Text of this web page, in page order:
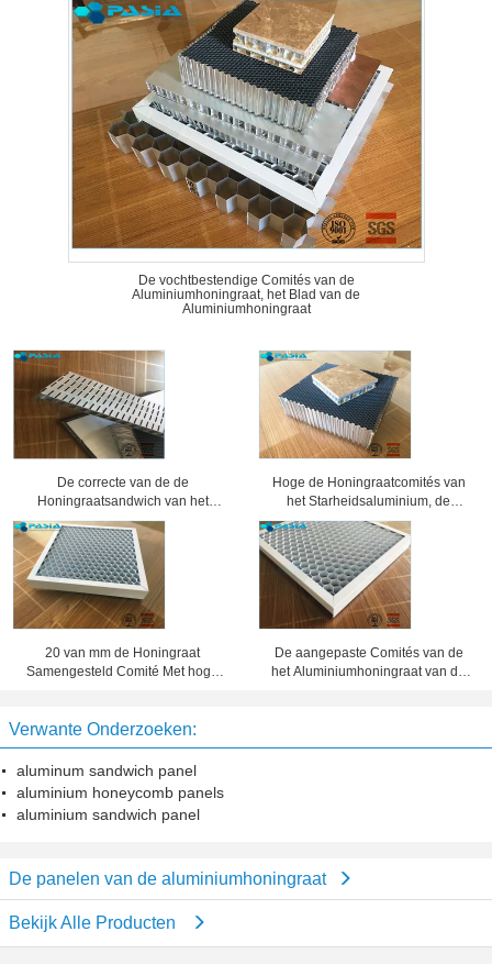
De vochtbestendige Comités van de
Aluminiumhoningraat, het Blad van de
Aluminiumhoningraat
De correcte van de de
Honingraatsandwich van het
Bewijsaluminium Bewerkte
Oppervlaktebehandeling Comités
Hoge de Honingraatcomités van
het Starheidsaluminium, de
Comités van de Honingraatkern 25
Mm-Dikte
20 van mm de Honingraat
Samengesteld Comité Met hoge
De aangepaste Comités van de
het Aluminiumhoningraat van de
Verwante Onderzoeken:
aluminum sandwich panel
aluminium honeycomb panels
aluminium sandwich panel
De panelen van de aluminiumhoningraat
Bekijk Alle Producten